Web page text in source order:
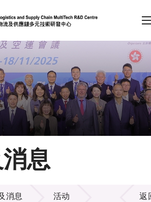
（按回车键）
会员登录
A A EN 繁 简
息
消息 活动 返